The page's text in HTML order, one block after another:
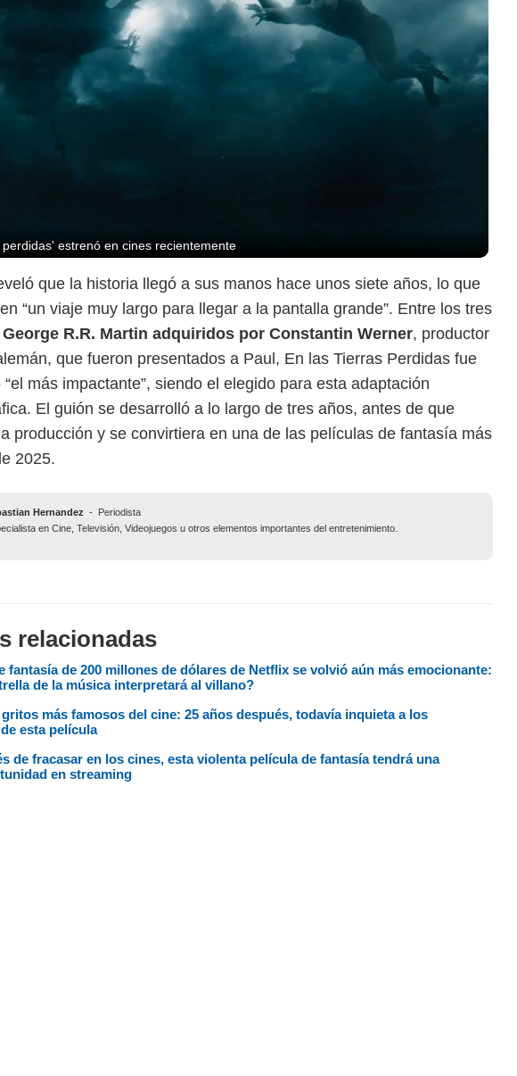
estrenó en cines recientemente
que la historia llegó a sus manos hace unos siete años, lo que
“un viaje muy largo para llegar a la pantalla grande”. Entre los tres
R.R. Martin adquiridos por Constantin Werner, productor
que fueron presentados a Paul, En las Tierras Perdidas fue
más impactante”, siendo el elegido para esta adaptación
El guión se desarrolló a lo largo de tres años, antes de que
producción y se convirtiera en una de las películas de fantasía más
2025.
Hernandez - Periodista
en Cine, Televisión, Videojuegos u otros elementos importantes del entretenimiento.
relacionadas
fantasía de 200 millones de dólares de Netflix se volvió aún más emocionante:
de la música interpretará al villano?
más famosos del cine: 25 años después, todavía inquieta a los
esta película
de fracasar en los cines, esta violenta película de fantasía tendrá una
en streaming